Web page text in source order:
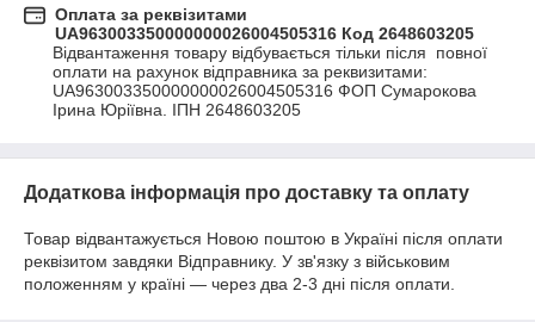
Оплата за реквізитами
UA963003350000000026004505316 Код 2648603205
Відвантаження товару відбувається тільки після  повної
оплати на рахунок відправника за реквизитами:
UA963003350000000026004505316 ФОП Сумарокова
Ірина Юріївна. ІПН 2648603205
Додаткова інформація про доставку та оплату
Товар відвантажується Новою поштою в Україні після оплати
реквізитом завдяки Відправнику. У зв'язку з військовим
положенням у країні — через два 2-3 дні після оплати.